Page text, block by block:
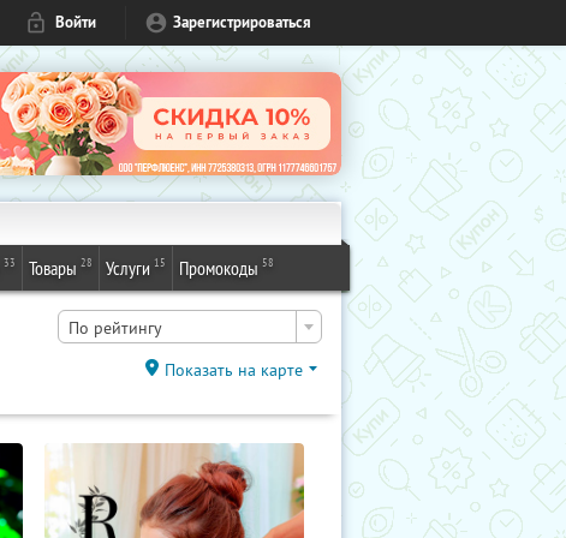
Войти Зарегистрироваться
33 Товары 28 Услуги 15 Промокоды 58
По рейтингу
Показать на карте